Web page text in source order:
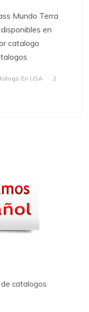
Mundo Terra
en
catalogo
En USA
2
catalogos